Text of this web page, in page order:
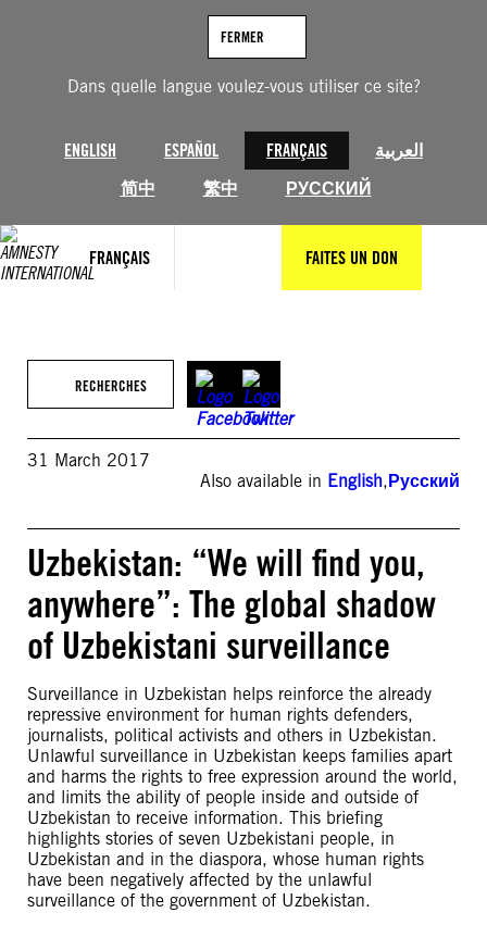
Dans quelle langue voulez-vous utiliser ce site?
ENGLISH ESPAÑOL FRANÇAIS
العربية
简中
繁中 РУССКИЙ
FERMER
FRANÇAIS FAITES UN DON
RECHERCHES
31 March 2017
Also available in English,Русский
Uzbekistan: “We will find you,
anywhere”: The global shadow
of Uzbekistani surveillance
Surveillance in Uzbekistan helps reinforce the already
repressive environment for human rights defenders,
journalists, political activists and others in Uzbekistan.
Unlawful surveillance in Uzbekistan keeps families apart
and harms the rights to free expression around the world,
and limits the ability of people inside and outside of
Uzbekistan to receive information. This briefing
highlights stories of seven Uzbekistani people, in
Uzbekistan and in the diaspora, whose human rights
have been negatively affected by the unlawful
surveillance of the government of Uzbekistan.